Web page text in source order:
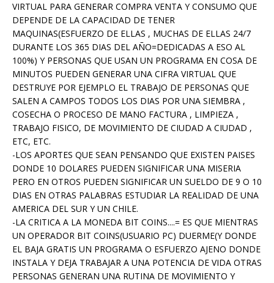
VIRTUAL PARA GENERAR COMPRA VENTA Y CONSUMO QUE
DEPENDE DE LA CAPACIDAD DE TENER
MAQUINAS(ESFUERZO DE ELLAS , MUCHAS DE ELLAS 24/7
DURANTE LOS 365 DIAS DEL AÑO=DEDICADAS A ESO AL
100%) Y PERSONAS QUE USAN UN PROGRAMA EN COSA DE
MINUTOS PUEDEN GENERAR UNA CIFRA VIRTUAL QUE
DESTRUYE POR EJEMPLO EL TRABAJO DE PERSONAS QUE
SALEN A CAMPOS TODOS LOS DIAS POR UNA SIEMBRA ,
COSECHA O PROCESO DE MANO FACTURA , LIMPIEZA ,
TRABAJO FISICO, DE MOVIMIENTO DE CIUDAD A CIUDAD ,
ETC, ETC.
-LOS APORTES QUE SEAN PENSANDO QUE EXISTEN PAISES
DONDE 10 DOLARES PUEDEN SIGNIFICAR UNA MISERIA
PERO EN OTROS PUEDEN SIGNIFICAR UN SUELDO DE 9 O 10
DIAS EN OTRAS PALABRAS ESTUDIAR LA REALIDAD DE UNA
AMERICA DEL SUR Y UN CHILE.
-LA CRITICA A LA MONEDA BIT COINS....= ES QUE MIENTRAS
UN OPERADOR BIT COINS(USUARIO PC) DUERME(Y DONDE
EL BAJA GRATIS UN PROGRAMA O ESFUERZO AJENO DONDE
INSTALA Y DEJA TRABAJAR A UNA POTENCIA DE VIDA OTRAS
PERSONAS GENERAN UNA RUTINA DE MOVIMIENTO Y